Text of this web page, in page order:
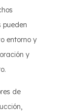
pueden
entorno y
y
de